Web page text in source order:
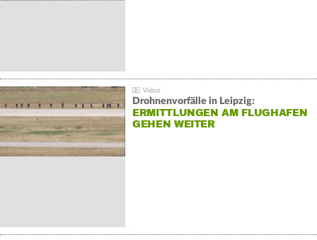
Drohnenvorfälle in Leipzig:
ERMITTLUNGEN AM FLUGHAFEN
GEHEN WEITER